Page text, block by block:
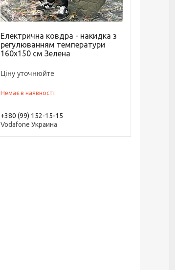
Електрична ковдра - накидка з
регулюванням температури
160x150 см Зелена
Ціну уточнюйте
Немає в наявності
+380 (99) 152-15-15
Vodafone Украина